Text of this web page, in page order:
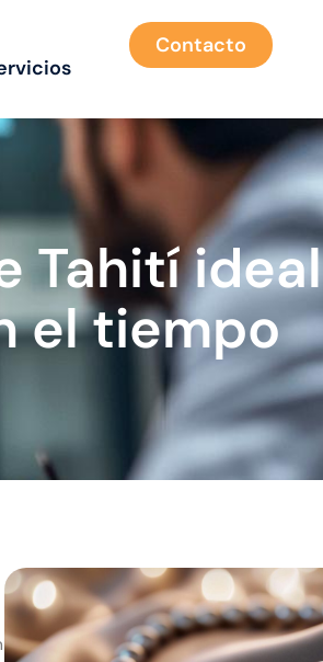
Contacto
Tahití ideal
el tiempo